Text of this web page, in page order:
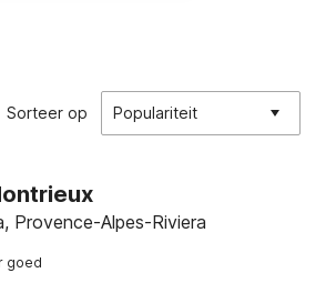
Sorteer op Populariteit
Provence-Alpes-Riviera
goed